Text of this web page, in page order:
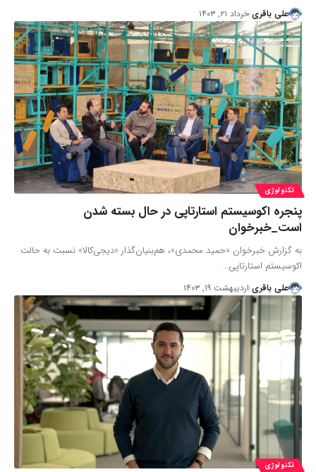
علی باقری خرداد ۲۱, ۱۴۰۳
تکنولوژی
پنجره اکوسیستم استارتاپی در حال بسته شدن
است_خبرخوان
به گزارش خبرخوان «حمید محمدی»، هم‌بنیان‌گذار «دیجی‌کالا»‌ نسبت به حالت
اکوسیستم استارتاپی…
علی باقری اردیبهشت ۱۹, ۱۴۰۳
تکنولوژی